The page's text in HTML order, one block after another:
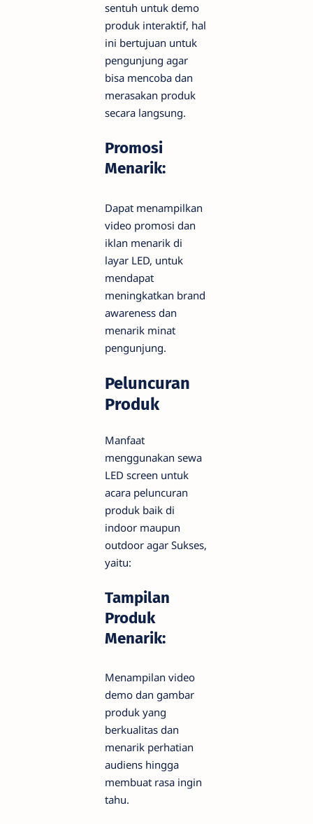
sentuh untuk demo
produk interaktif, hal
ini bertujuan untuk
pengunjung agar
bisa mencoba dan
merasakan produk
secara langsung.
Promosi
Menarik:
Dapat menampilkan
video promosi dan
iklan menarik di
layar LED, untuk
mendapat
meningkatkan brand
awareness dan
menarik minat
pengunjung.
Peluncuran
Produk
Manfaat
menggunakan sewa
LED screen untuk
acara peluncuran
produk baik di
indoor maupun
outdoor agar Sukses,
yaitu:
Tampilan
Produk
Menarik:
Menampilan video
demo dan gambar
produk yang
berkualitas dan
menarik perhatian
audiens hingga
membuat rasa ingin
tahu.